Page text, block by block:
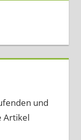
und
Artikel